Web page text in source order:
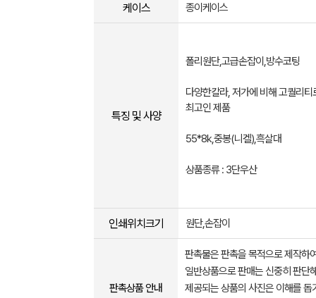
케이스 종이케이스
특징 및 사양
폴리원단,고급손잡이,방수코팅
다양한칼라, 저가에 비해 고퀄리티
최고인 제품
55*8k,중봉(니켈),흑살대
상품종류 : 3단우산
인쇄위치크기 원단,손잡이
판촉상품 안내
판촉물은 판촉을 목적으로 제작하
일반상품으로 판매는 신중히 판단
제공되는 상품의 사진은 이해를